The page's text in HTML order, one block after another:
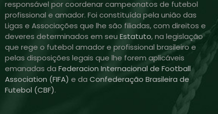
responsável por coordenar campeonatos de futebol
profissional e amador. Foi constituída pela união das
Ligas e Associações que lhe são filiadas, com direitos e
deveres determinados em seu Estatuto, na legislação
que rege o futebol amador e profissional brasileiro e
pelas disposições legais que lhe forem aplicáveis
emanadas da Federacion Internacional de Football
Association (FIFA) e da Confederação Brasileira de
Futebol (CBF).